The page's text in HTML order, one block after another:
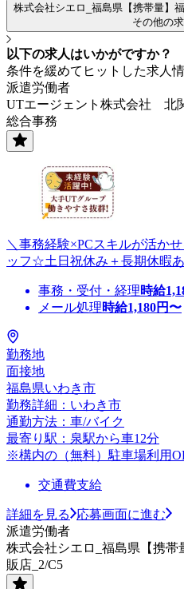
株式会社シエロ_福島県【携帯量】
その他の
以下の求人はいかがですか？
条件を緩めてヒットした求人
派遣労働者
UTエージェント株式会社 北
総合事務
＼事務経験×PCスキルが活か
ッフ☆土日祝休み＋長期休暇あ
事務・受付・経理時給
メール処理時給1,180円〜
勤務地
面接地
福島県いわき市
勤務詳細：いわき市
通勤方法：車/バイク
最寄り駅：泉駅から車12分
※構内の（無料）駐車場利用
交通費支給
詳細を見る
応募画面に進む
派遣労働者
株式会社シエロ_福島県【携
販店_2/C5